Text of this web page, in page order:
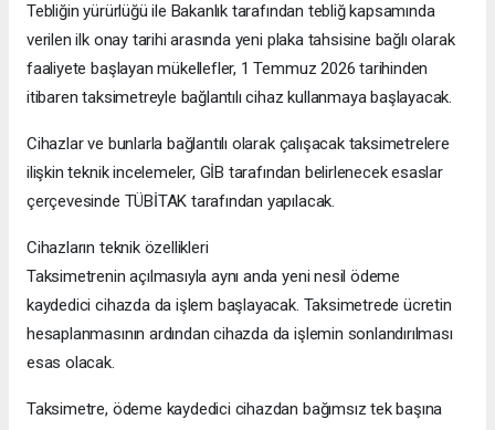
Tebliğin yürürlüğü ile Bakanlık tarafından tebliğ kapsamında
verilen ilk onay tarihi arasında yeni plaka tahsisine bağlı olarak
faaliyete başlayan mükellefler, 1 Temmuz 2026 tarihinden
itibaren taksimetreyle bağlantılı cihaz kullanmaya başlayacak.
Cihazlar ve bunlarla bağlantılı olarak çalışacak taksimetrelere
ilişkin teknik incelemeler, GİB tarafından belirlenecek esaslar
çerçevesinde TÜBİTAK tarafından yapılacak.
Cihazların teknik özellikleri
Taksimetrenin açılmasıyla aynı anda yeni nesil ödeme
kaydedici cihazda da işlem başlayacak. Taksimetrede ücretin
hesaplanmasının ardından cihazda da işlemin sonlandırılması
esas olacak.
Taksimetre, ödeme kaydedici cihazdan bağımsız tek başına